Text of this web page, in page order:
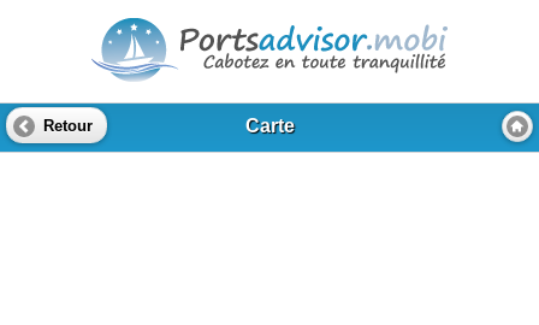
Retour Carte